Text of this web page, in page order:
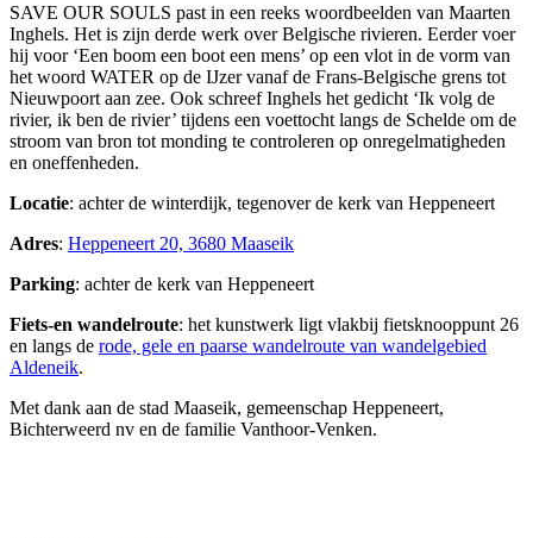
SAVE OUR SOULS past in een reeks woordbeelden van Maarten
Inghels. Het is zijn derde werk over Belgische rivieren. Eerder voer
hij voor ‘Een boom een boot een mens’ op een vlot in de vorm van
het woord WATER op de IJzer vanaf de Frans-Belgische grens tot
Nieuwpoort aan zee. Ook schreef Inghels het gedicht ‘Ik volg de
rivier, ik ben de rivier’ tijdens een voettocht langs de Schelde om de
stroom van bron tot monding te controleren op onregelmatigheden
en oneffenheden.
Locatie: achter de winterdijk, tegenover de kerk van Heppeneert
Adres: Heppeneert 20, 3680 Maaseik
Parking: achter de kerk van Heppeneert
Fiets-en wandelroute: het kunstwerk ligt vlakbij fietsknooppunt 26
en langs de rode, gele en paarse wandelroute van wandelgebied
Aldeneik. ​
Met dank aan de stad Maaseik, gemeenschap Heppeneert,
Bichterweerd nv en de familie Vanthoor-Venken.